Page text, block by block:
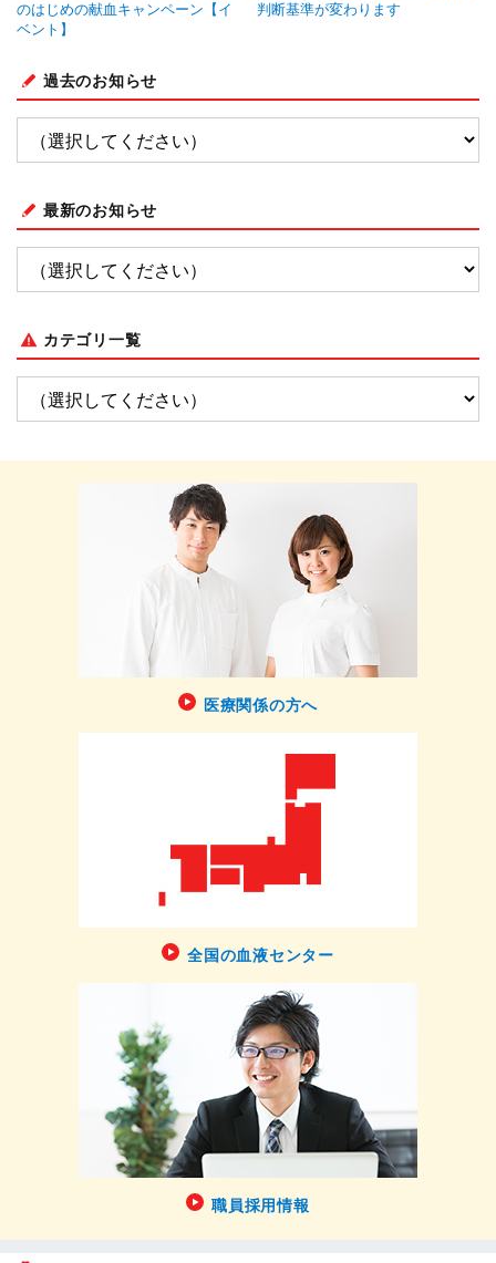
のはじめの献血キャンペーン【イ
ベント】
判断基準が変わります
過去のお知らせ
最新のお知らせ
カテゴリ一覧
医療関係の方へ
全国の血液センター
職員採用情報